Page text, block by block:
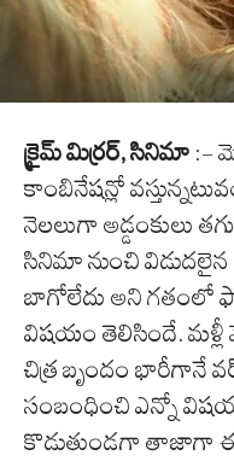
క్రైమ్ మిర్రర్, సినిమా :-
కాంబినేషన్లో
నెలలుగా అడ్డంకులు
సినిమా నుంచి విడుదలైన
బాగోలేదు అని గతంలో
విషయం తెలిసిందే.
చిత్ర బృందం భారీగానే
సంబంధించి ఎన్నో
కొడుతుండగా తాజాగా